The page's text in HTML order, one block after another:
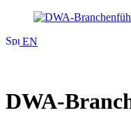
EN
DWA-